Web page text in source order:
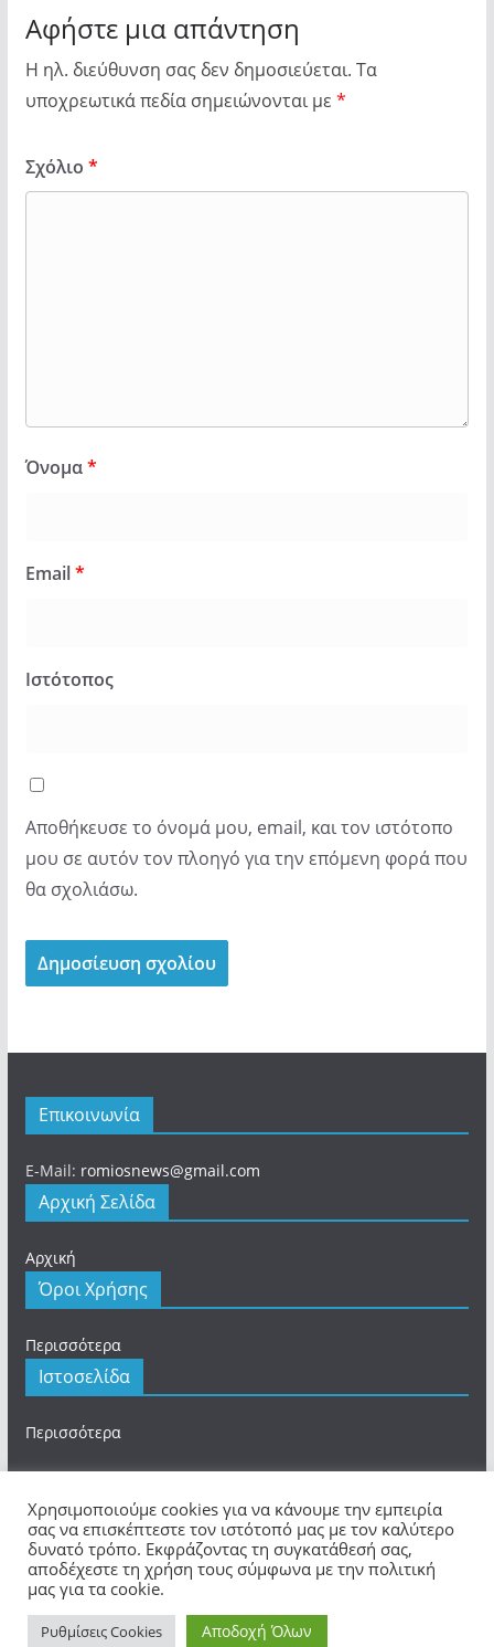
Αφήστε μια απάντηση
Η ηλ. διεύθυνση σας δεν δημοσιεύεται. Τα
υποχρεωτικά πεδία σημειώνονται με *
Σχόλιο *
Όνομα*
Email*
Ιστότοπος
Αποθήκευσε το όνομά μου, email, και τον ιστότοπο
μου σε αυτόν τον πλοηγό για την επόμενη φορά που
θα σχολιάσω.
Επικοινωνία
E-Mail: romiosnews@gmail.com
Αρχική Σελίδα
Αρχική
Όροι Χρήσης
Περισσότερα
Ιστοσελίδα
Περισσότερα
Πνευματικά Δικαιώματα © 2026romios.online. Τα
πνευματικά δικαιώματα προστατεύονται.
Θέμα:
WordPress.
Χρησιμοποιούμε cookies για να κάνουμε την εμπειρία
σας να επισκέπτεστε τον ιστότοπό μας με τον καλύτερο
δυνατό τρόπο. Εκφράζοντας τη συγκατάθεσή σας,
αποδέχεστε τη χρήση τους σύμφωνα με την πολιτική
μας για τα cookie.
Ρυθμίσεις Cookies Αποδοχή Όλων